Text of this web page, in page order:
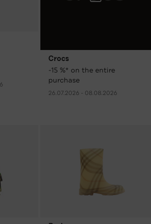
Crocs
-15 %* on the entire
purchase
26.07.2026 - 08.08.2026